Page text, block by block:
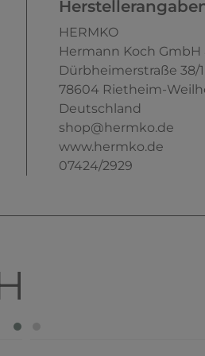
HERMKO
Hermann Koch GmbH
Dürbheimerstraße 38/1
78604 Rietheim-
Deutschland
shop@hermko.de
www.hermko.de
07424/2929